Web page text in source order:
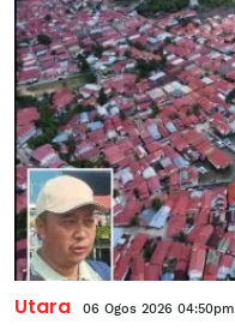
Utara 06 Ogos 2026 04:50pm